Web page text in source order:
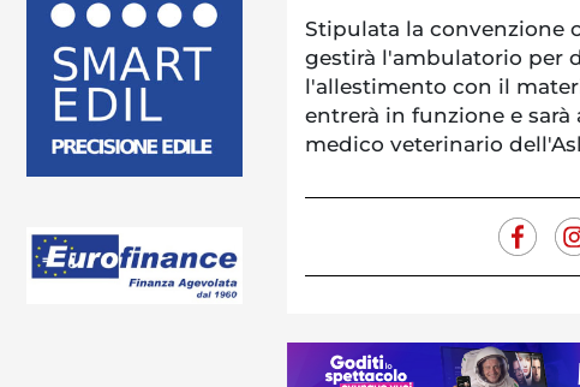
Stipulata la convenzione
gestirà l'ambulatorio per
l'allestimento con il
entrerà in funzione e
medico veterinario